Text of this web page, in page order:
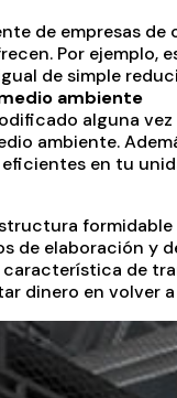
de empresas
Por ejemplo,
de simple
ambiente
alguna
ambiente.
en tu
de elaboración y
característica de
dinero en volver